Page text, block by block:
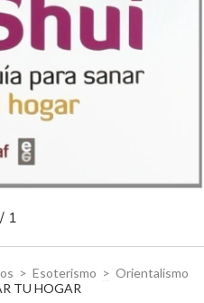
/ 1
> Esoterismo > Orientalismo
TU HOGAR